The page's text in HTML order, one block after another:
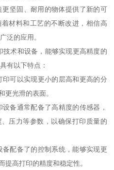
坚固、耐用的物体提供了新的可
材料和工艺的不断改进，相信高
泛的应用。
技术和设备，能够实现更高精度的
有以下特点：
可以实现更小的层高和更高的分
更光滑的表面。
备通常配备了高精度的传感器，
压力等参数，以确保打印质量的
配备了的控制系统，能够实现更
提高打印的精度和稳定性。